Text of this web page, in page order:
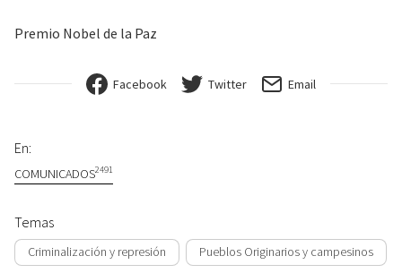
Premio Nobel de la Paz
Facebook Twitter Email
En:
COMUNICADOS2491
Temas
Criminalización y represión Pueblos Originarios y campesinos